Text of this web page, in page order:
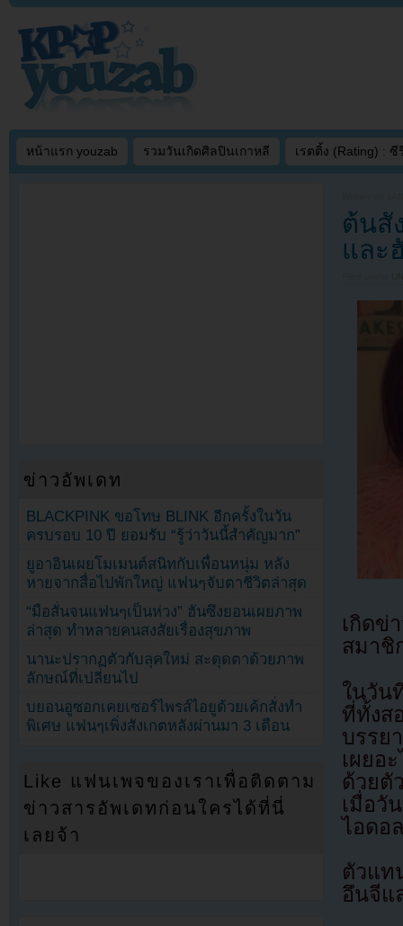
หน้าแรก youzab รวมวันเกิดศิลปินเกาหลี เรตติ้ง (Rating) : ซี
ต้นสั
และ
เกิดข่
สมาชิ
ในวัน
ที่ทั้งส
บรรย
เผยอ
ด้วยตั
เมื่อวั
ไอดอ
ตัวแท
อึนจีแ
ข่าวอัพเดท
BLACKPINK ขอโทษ BLINK อีกครั้งในวัน
ครบรอบ 10 ปี ยอมรับ “รู้ว่าวันนี้สำคัญมาก”
ยูอาอินเผยโมเมนต์สนิทกับเพื่อนหนุ่ม หลัง
หายจากสื่อไปพักใหญ่ แฟนๆจับตาชีวิตล่าสุด
“มือสั่นจนแฟนๆเป็นห่วง” ฮันซึงยอนเผยภาพ
ล่าสุด ทำหลายคนสงสัยเรื่องสุขภาพ
นานะปรากฏตัวกับลุคใหม่ สะดุดตาด้วยภาพ
ลักษณ์ที่เปลี่ยนไป
บยอนอูซอกเคยเซอร์ไพรส์ไอยูด้วยเค้กสั่งทำ
พิเศษ แฟนๆเพิ่งสังเกตหลังผ่านมา 3 เดือน
Like แฟนเพจของเราเพื่อติดตาม
ข่าวสารอัพเดทก่อนใครได้ที่นี่
เลยจ้า